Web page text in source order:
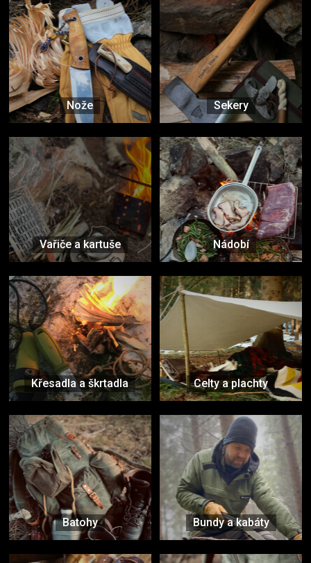
Nože Sekery
Vařiče a kartuše Nádobí
Křesadla a škrtadla Celty a plachty
Batohy Bundy a kabáty